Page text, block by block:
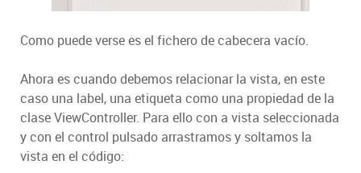
Como puede verse es el fichero de cabecera vacío.
Ahora es cuando debemos relacionar la vista, en este
caso una label, una etiqueta como una propiedad de la
clase ViewController. Para ello con a vista seleccionada
y con el control pulsado arrastramos y soltamos la
vista en el código: